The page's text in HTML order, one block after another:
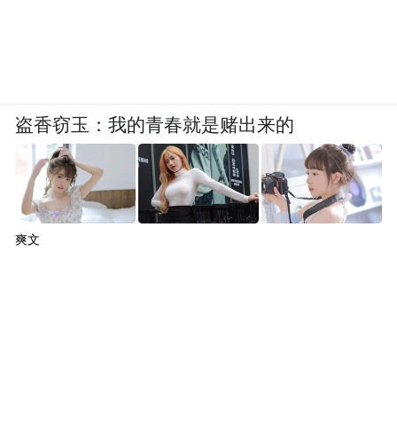
盗香窃玉：我的青春就是赌出来的
爽文